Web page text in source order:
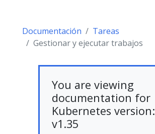
Documentación
Tareas
Gestionar y ejecutar trabajos
You are viewing
documentation for
Kubernetes version:
v1.35